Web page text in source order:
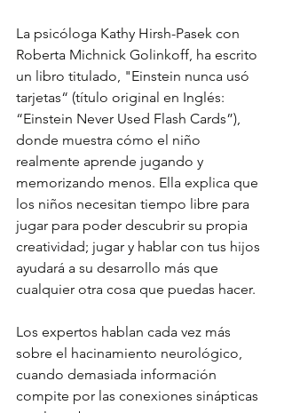
La psicóloga Kathy Hirsh-Pasek con
Roberta Michnick Golinkoff, ha escrito
un libro titulado, "Einstein nunca usó
tarjetas“ (título original en Inglés:
“Einstein Never Used Flash Cards”),
donde muestra cómo el niño
realmente aprende jugando y
memorizando menos. Ella explica que
los niños necesitan tiempo libre para
jugar para poder descubrir su propia
creatividad; jugar y hablar con tus hijos
ayudará a su desarrollo más que
cualquier otra cosa que puedas hacer.
Los expertos hablan cada vez más
sobre el hacinamiento neurológico,
cuando demasiada información
compite por las conexiones sinápticas